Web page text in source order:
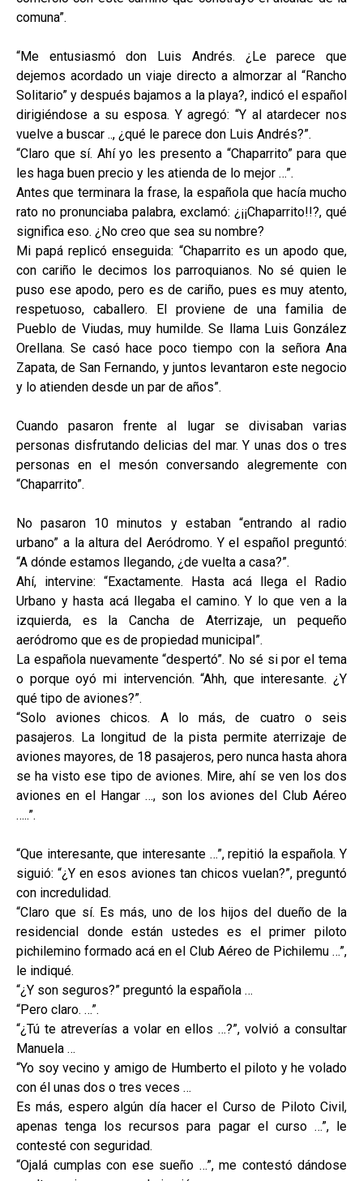
comuna”.
“Me entusiasmó don Luis Andrés. ¿Le parece que
dejemos acordado un viaje directo a almorzar al “Rancho
Solitario” y después bajamos a la playa?, indicó el español
dirigiéndose a su esposa. Y agregó: “Y al atardecer nos
vuelve a buscar .., ¿qué le parece don Luis Andrés?”.
“Claro que sí. Ahí yo les presento a “Chaparrito” para que
les haga buen precio y les atienda de lo mejor …”.
Antes que terminara la frase, la española que hacía mucho
rato no pronunciaba palabra, exclamó: ¿¡¡Chaparrito!!?, qué
significa eso. ¿No creo que sea su nombre?
Mi papá replicó enseguida: “Chaparrito es un apodo que,
con cariño le decimos los parroquianos. No sé quien le
puso ese apodo, pero es de cariño, pues es muy atento,
respetuoso, caballero. El proviene de una familia de
Pueblo de Viudas, muy humilde. Se llama Luis González
Orellana. Se casó hace poco tiempo con la señora Ana
Zapata, de San Fernando, y juntos levantaron este negocio
y lo atienden desde un par de años”.
Cuando pasaron frente al lugar se divisaban varias
personas disfrutando delicias del mar. Y unas dos o tres
personas en el mesón conversando alegremente con
“Chaparrito”.
No pasaron 10 minutos y estaban “entrando al radio
urbano” a la altura del Aeródromo. Y el español preguntó:
“A dónde estamos llegando, ¿de vuelta a casa?”.
Ahí, intervine: “Exactamente. Hasta acá llega el Radio
Urbano y hasta acá llegaba el camino. Y lo que ven a la
izquierda, es la Cancha de Aterrizaje, un pequeño
aeródromo que es de propiedad municipal”.
La española nuevamente “despertó”. No sé si por el tema
o porque oyó mi intervención. “Ahh, que interesante. ¿Y
qué tipo de aviones?”.
“Solo aviones chicos. A lo más, de cuatro o seis
pasajeros. La longitud de la pista permite aterrizaje de
aviones mayores, de 18 pasajeros, pero nunca hasta ahora
se ha visto ese tipo de aviones. Mire, ahí se ven los dos
aviones en el Hangar …, son los aviones del Club Aéreo
…..”.
“Que interesante, que interesante …”, repitió la española. Y
siguió: “¿Y en esos aviones tan chicos vuelan?”, preguntó
con incredulidad.
“Claro que sí. Es más, uno de los hijos del dueño de la
residencial donde están ustedes es el primer piloto
pichilemino formado acá en el Club Aéreo de Pichilemu …”,
le indiqué.
“¿Y son seguros?” preguntó la española …
“Pero claro. …”.
“¿Tú te atreverías a volar en ellos …?”, volvió a consultar
Manuela …
“Yo soy vecino y amigo de Humberto el piloto y he volado
con él unas dos o tres veces …
Es más, espero algún día hacer el Curso de Piloto Civil,
apenas tenga los recursos para pagar el curso …”, le
contesté con seguridad.
“Ojalá cumplas con ese sueño …”, me contestó dándose